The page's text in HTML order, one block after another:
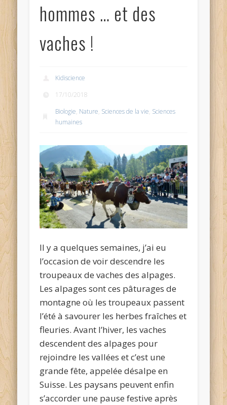
hommes … et des
vaches !
Kidiscience
17/10/2018
Biologie, Nature, Sciences de la vie, Sciences
humaines
Il y a quelques semaines, j’ai eu
l’occasion de voir descendre les
troupeaux de vaches des alpages.
Les alpages sont ces pâturages de
montagne où les troupeaux passent
l’été à savourer les herbes fraîches et
fleuries. Avant l’hiver, les vaches
descendent des alpages pour
rejoindre les vallées et c’est une
grande fête, appelée désalpe en
Suisse. Les paysans peuvent enfin
s’accorder une pause festive après